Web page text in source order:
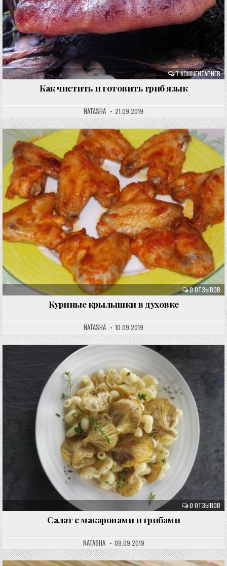
7 КОММЕНТАРИЕВ
Как чистить и готовить гриб язык
NATASHA 21.09.2019
0 ОТЗЫВОВ
Куриные крылышки в духовке
NATASHA 10.09.2019
0 ОТЗЫВОВ
Салат с макаронами и грибами
NATASHA 09.09.2019